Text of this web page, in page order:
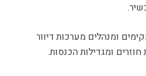
ומנהלים מערכות דיוור
ומגדילות הכנסות.